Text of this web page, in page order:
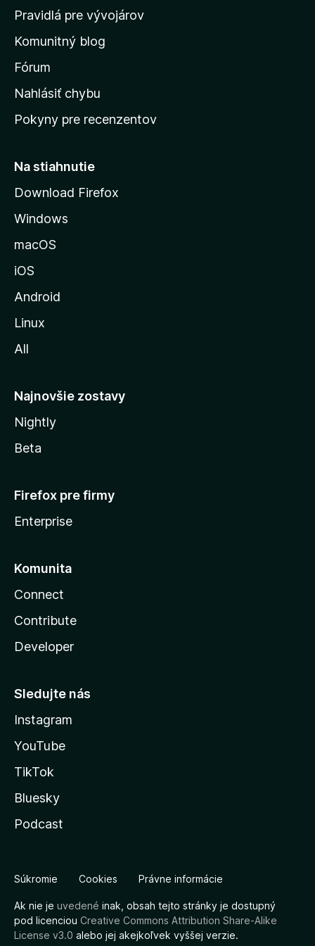
m
v
s
k
s
r
n
k
o
z
l
Pravidlá pre vývojárov
Komunitný blog
Fórum
Nahlásiť chybu
Pokyny pre recenzentov
Na stiahnutie
Download Firefox
Windows
macOS
iOS
Android
Linux
All
Najnovšie zostavy
Nightly
Beta
Firefox pre firmy
Enterprise
Komunita
Connect
Contribute
Developer
Sledujte nás
Instagram
YouTube
TikTok
Bluesky
Podcast
Súkromie Cookies Právne informácie
Ak nie je uvedené inak, obsah tejto stránky je dostupný
pod licenciou Creative Commons Attribution Share-Alike
License v3.0 alebo jej akejkoľvek vyššej verzie.